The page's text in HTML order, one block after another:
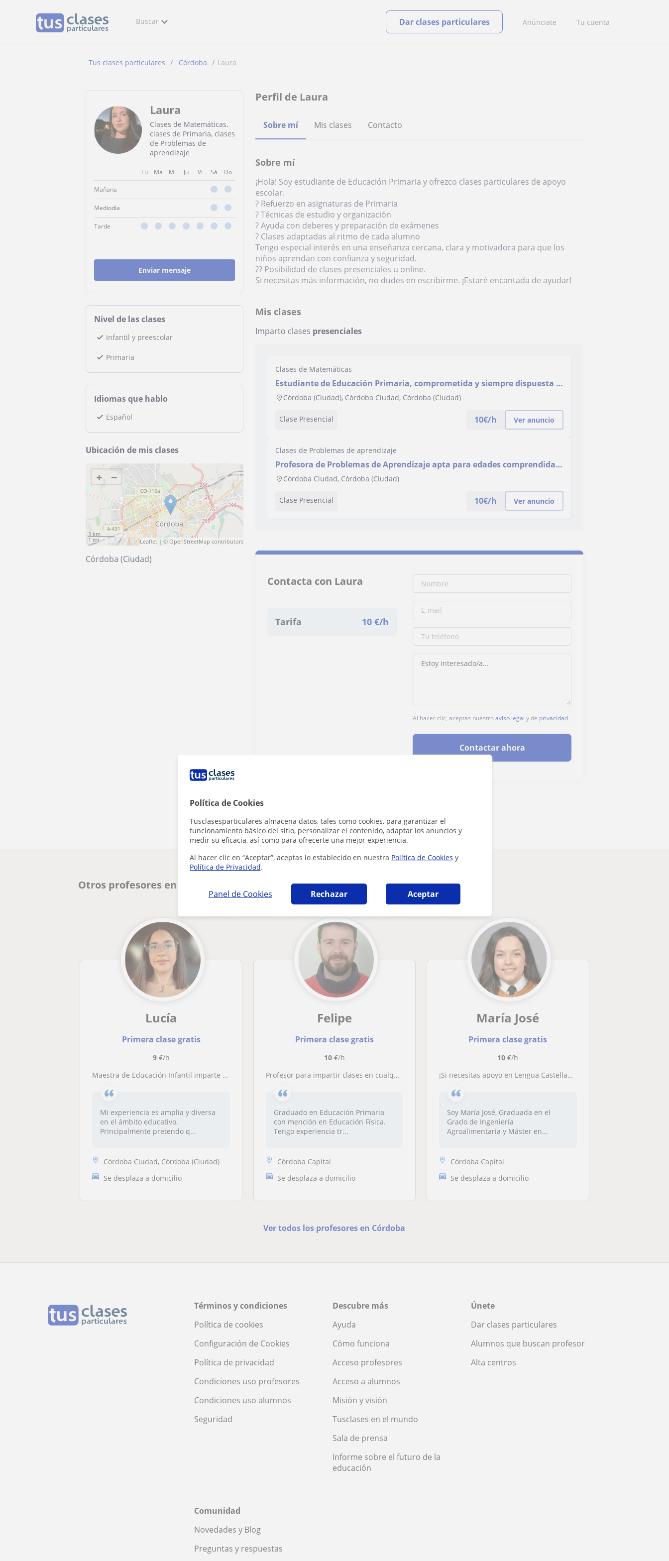
Política de Cookies
Tusclasesparticulares almacena datos, tales como cookies, para garantizar el
funcionamiento básico del sitio, personalizar el contenido, adaptar los anuncios y
medir su eficacia, así como para ofrecerte una mejor experiencia.
Al hacer clic en “Aceptar”, aceptas lo establecido en nuestra Política de Cookies y
Política de Privacidad.
Panel de Cookies Rechazar Aceptar
Buscar Anúnciate Tu cuenta
Dar clases particulares
Tus clases particulares Córdoba Laura
Laura
Clases de Matemáticas,
clases de Primaria, clases
de Problemas de
aprendizaje
Lu Ma Mi Ju Vi Sá Do
Mañana
Mediodía
Tarde
Enviar mensaje
Nivel de las clases
Infantil y preescolar
Primaria
Idiomas que hablo
Español
Ubicación de mis clases
+ −
3 km
1 mi
Leaflet | ©OpenStreetMap contributors
Córdoba (Ciudad)
Perfil de Laura
Sobre mí Mis clases Contacto
Sobre mí
¡Hola! Soy estudiante de Educación Primaria y ofrezco clases particulares de apoyo
escolar.
? Refuerzo en asignaturas de Primaria
? Técnicas de estudio y organización
? Ayuda con deberes y preparación de exámenes
? Clases adaptadas al ritmo de cada alumno
Tengo especial interés en una enseñanza cercana, clara y motivadora para que los
niños aprendan con confianza y seguridad.
?? Posibilidad de clases presenciales u online.
Si necesitas más información, no dudes en escribirme. ¡Estaré encantada de ayudar!
Mis clases
Imparto clases presenciales
Clases de Matemáticas
Estudiante de Educación Primaria, comprometida y siempre dispuesta a
ayudar con lo que cada niño necesite
Córdoba (Ciudad), Córdoba Ciudad, Córdoba (Ciudad)
Clase Presencial 10€/h Ver anuncio
Clases de Problemas de aprendizaje
Profesora de Problemas de Aprendizaje apta para edades comprendidas
a la etapa de Primaria
Córdoba Ciudad, Córdoba (Ciudad)
Clase Presencial 10€/h Ver anuncio
Contacta con Laura
Tarifa 10 €/h
Al hacer clic, aceptas nuestroaviso legal y de privacidad
Contactar ahora
Otros profesores en Córdoba que pueden interesarte
Lucía
Primera clase gratis
9€/h
Maestra de Educación Infantil imparte clases de apoyo (Primaria y E.S.O.) y técnicas de estudio
Mi experiencia es amplia y diversa
en el ámbito educativo.
Principalmente pretendo q...
Córdoba Ciudad, Córdoba (Ciudad)
Se desplaza a domicilio
Felipe
Primera clase gratis
10€/h
Profesor para impartir clases en cualquier nivel de Ed. Primaria y Secundaria
Graduado en Educación Primaria
con mención en Educación Física.
Tengo experiencia tr...
Córdoba Capital
Se desplaza a domicilio
María José
Primera clase gratis
10 €/h
¡Si necesitas apoyo en Lengua Castellana, Matemáticas o Química puedo ayudarte con clases particulares presenciales!
Soy María José, Graduada en el
Grado de Ingeniería
Agroalimentaria y Máster en
Córdoba Capital
Se desplaza a domicilio
Ver todos los profesores en Córdoba
Términos y condiciones
Política de cookies
Configuración de Cookies
Política de privacidad
Condiciones uso profesores
Condiciones uso alumnos
Seguridad
Descubre más
Ayuda
Cómo funciona
Acceso profesores
Acceso a alumnos
Misión y visión
Tusclases en el mundo
Sala de prensa
Informe sobre el futuro de la
educación
Únete
Dar clases particulares
Alumnos que buscan profesor
Alta centros
Comunidad
Novedades y Blog
Preguntas y respuestas